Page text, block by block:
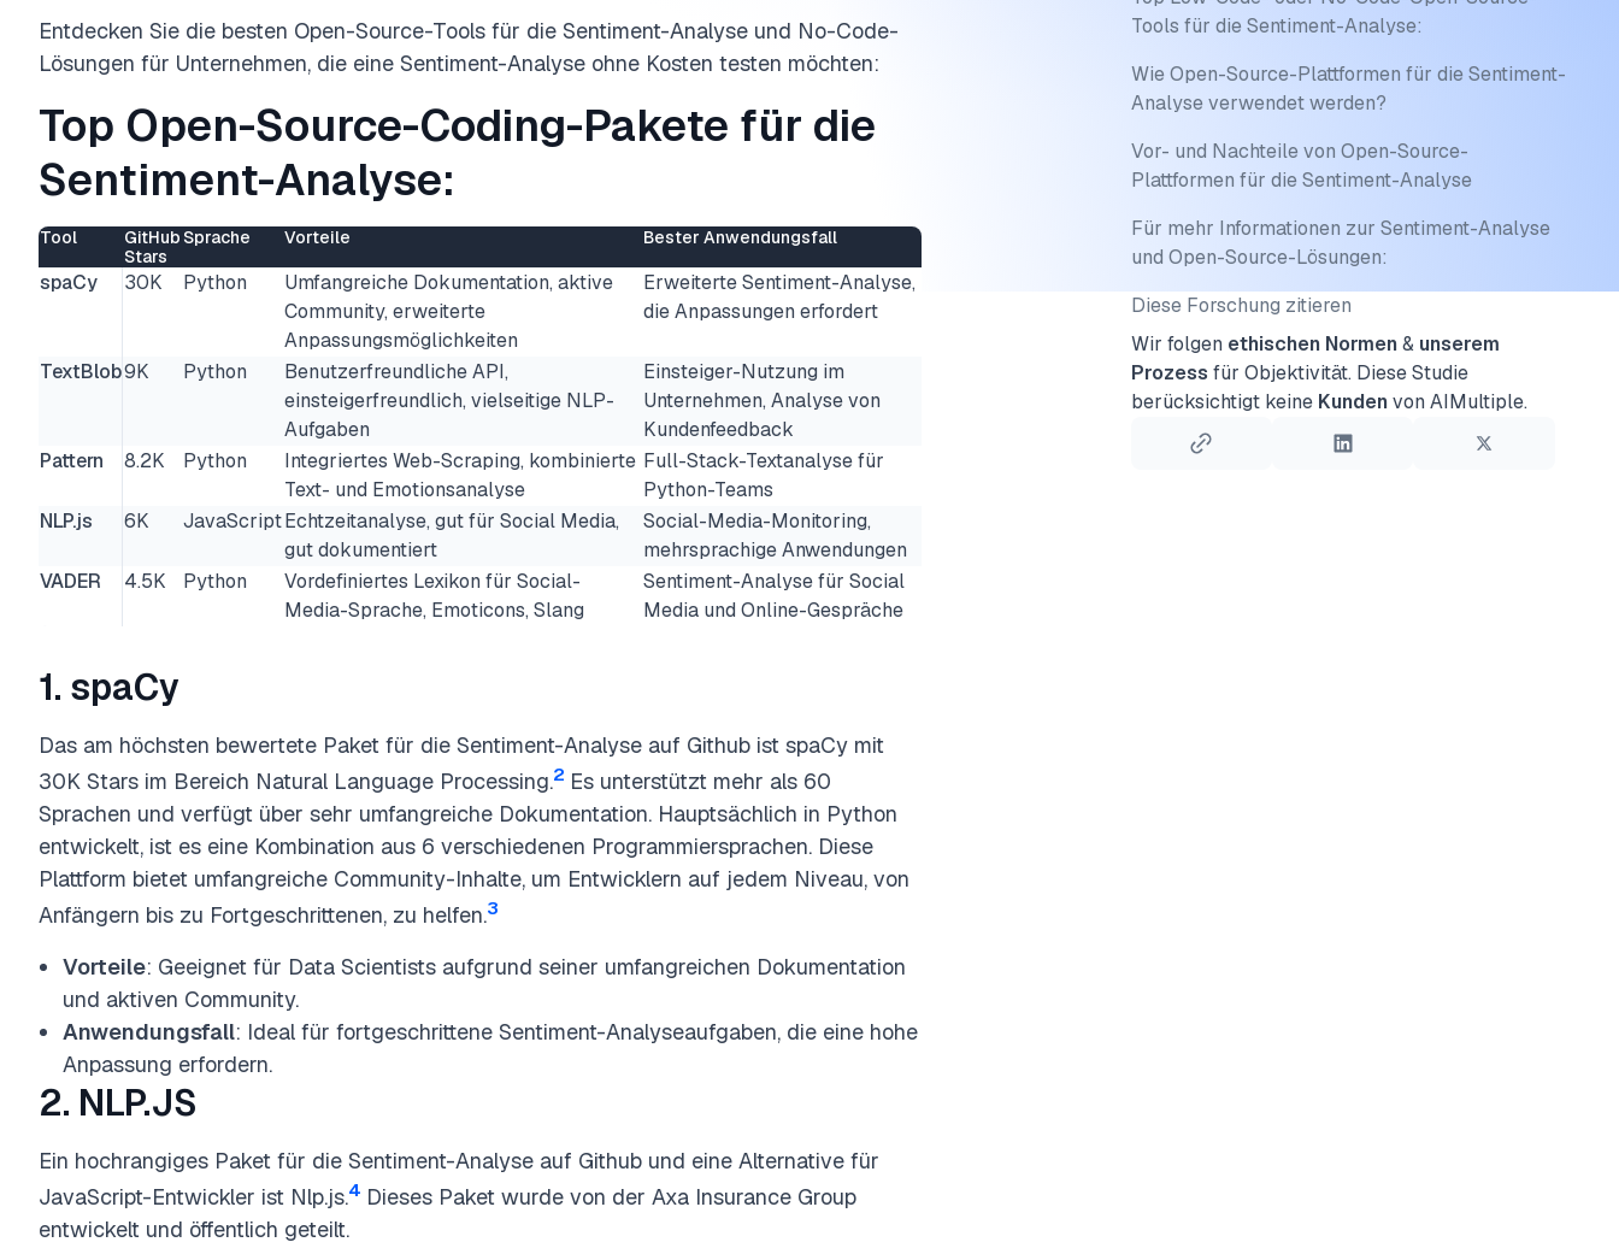
Entdecken Sie die besten Open-Source-Tools für die Sentiment-Analyse und No-Code-
Lösungen für Unternehmen, die eine Sentiment-Analyse ohne Kosten testen möchten:
Top Open-Source-Coding-Pakete für die
Sentiment-Analyse:
Tool
GitHub
Stars
Sprache Vorteile Bester Anwendungsfall
spaCy 30K Python
Umfangreiche Dokumentation, aktive
Community, erweiterte
Anpassungsmöglichkeiten
Erweiterte Sentiment-Analyse,
die Anpassungen erfordert
TextBlob9K Python
Benutzerfreundliche API,
einsteigerfreundlich, vielseitige NLP-
Aufgaben
Einsteiger-Nutzung im
Unternehmen, Analyse von
Kundenfeedback
Pattern
8.2K Python
Integriertes Web-Scraping, kombinierte
Text- und Emotionsanalyse
Full-Stack-Textanalyse für
Python-Teams
NLP.js
6K JavaScriptEchtzeitanalyse, gut für Social Media,
gut dokumentiert
Social-Media-Monitoring,
mehrsprachige Anwendungen
VADER
4.5K Python
Vordefiniertes Lexikon für Social-
Media-Sprache, Emoticons, Slang
Sentiment-Analyse für Social
Media und Online-Gespräche
1. spaCy
Das am höchsten bewertete Paket für die Sentiment-Analyse auf Github ist spaCy mit
30K Stars im Bereich Natural Language Processing.2 Es unterstützt mehr als 60
Sprachen und verfügt über sehr umfangreiche Dokumentation. Hauptsächlich in Python
entwickelt, ist es eine Kombination aus 6 verschiedenen Programmiersprachen. Diese
Plattform bietet umfangreiche Community-Inhalte, um Entwicklern auf jedem Niveau, von
Anfängern bis zu Fortgeschrittenen, zu helfen.3
Vorteile: Geeignet für Data Scientists aufgrund seiner umfangreichen Dokumentation
und aktiven Community.
Anwendungsfall: Ideal für fortgeschrittene Sentiment-Analyseaufgaben, die eine hohe
Anpassung erfordern.
2. NLP.JS
Ein hochrangiges Paket für die Sentiment-Analyse auf Github und eine Alternative für
JavaScript-Entwickler ist Nlp.js.4 Dieses Paket wurde von der Axa Insurance Group
entwickelt und öffentlich geteilt.
Tools für die Sentiment-Analyse:
Wie Open-Source-Plattformen für die Sentiment-
Analyse verwendet werden?
Vor- und Nachteile von Open-Source-
Plattformen für die Sentiment-Analyse
Für mehr Informationen zur Sentiment-Analyse
und Open-Source-Lösungen:
Diese Forschung zitieren
Wir folgen ethischen Normen& unserem
Prozess für Objektivität. Diese Studie
berücksichtigt keine Kundenvon AIMultiple.